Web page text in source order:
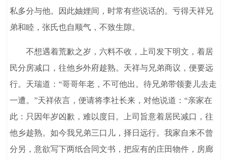
私多分与他。因此妯娌间，时常有些说话的。亏得天祥兄
弟和睦，张氏也自顺气，不致生隙。
不想遇着荒歉之岁，六料不收，上司发下明文，着居
民分房减口，往他乡外府趁熟。天祥与兄弟商议，便要远
行。天瑞道：“哥哥年老，不可他出。待兄弟带领妻儿去走
一遭。”天祥依言，便请将李社长来，对他说道：“亲家在
此：只因年岁凶歉，难以度日。上司旨意着居民减口，往
他乡趁熟。如今我兄弟三口儿，择日远行。我家自来不曾
分另，意欲写下两纸合同文书，把应有的庄田物件，房廊